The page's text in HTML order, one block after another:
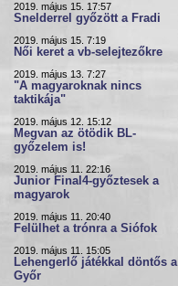
2019. május 15. 17:57
Snelderrel győzött a Fradi
2019. május 15. 7:19
Női keret a vb-selejtezőkre
2019. május 13. 7:27
"A magyaroknak nincs
taktikája"
2019. május 12. 15:12
Megvan az ötödik BL-
győzelem is!
2019. május 11. 22:16
Junior Final4-győztesek a
magyarok
2019. május 11. 20:40
Felülhet a trónra a Siófok
2019. május 11. 15:05
Lehengerlő játékkal döntős a
Győr